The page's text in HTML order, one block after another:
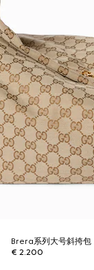
Brera系列大号斜挎包
€ 2.200